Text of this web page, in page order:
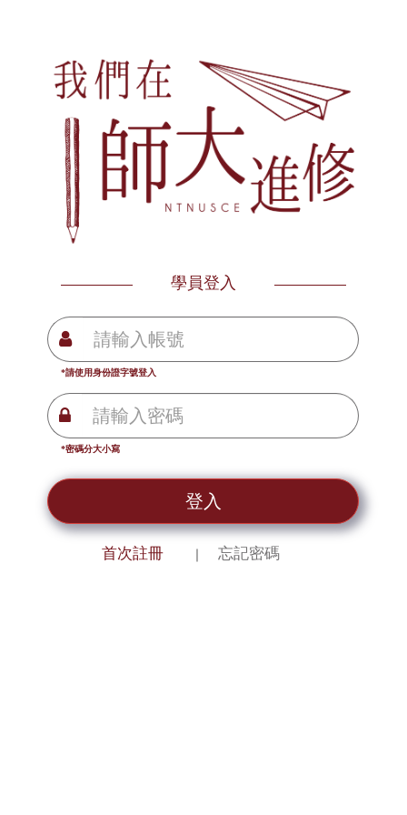
學員登入
*請使用身份證字號登入
*密碼分大小寫
登入
首次註冊 忘記密碼